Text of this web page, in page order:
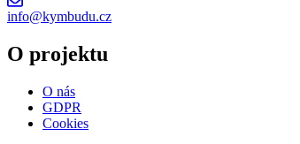
info@kymbudu.cz
O projektu
O nás
GDPR
Cookies